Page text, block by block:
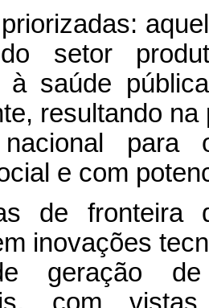
do setor
à saúde
resultando
nacional para
e com
de fronteira
inovações
geração